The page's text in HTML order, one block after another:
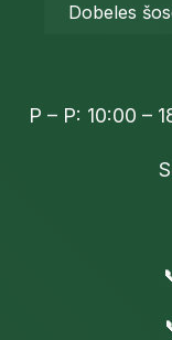
Dobeles
P – P: 10:00 –